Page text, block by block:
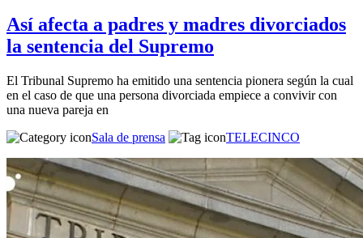
Así afecta a padres y madres divorciados
la sentencia del Supremo
El Tribunal Supremo ha emitido una sentencia pionera según la cual
en el caso de que una persona divorciada empiece a convivir con
una nueva pareja en
Sala de prensa
TELECINCO